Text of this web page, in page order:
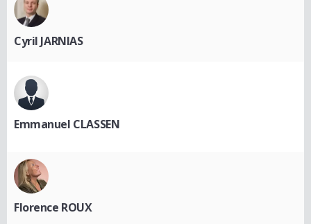
Cyril JARNIAS
Emmanuel CLASSEN
Florence ROUX